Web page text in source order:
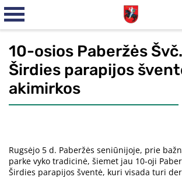
10-osios Paberžės
Širdies parapijos
akimirkos
Rugsėjo 5 d. Paberžės seniūnijoje, prie
parke vyko tradicinė, šiemet jau 10-oji
Širdies parapijos šventė, kuri visada turi